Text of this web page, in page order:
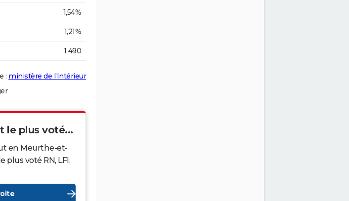
1,54%
1,21%
1 490
: ministère de l’Intérieur
le plus voté...
en Meurthe-et-
plus voté RN, LFI,